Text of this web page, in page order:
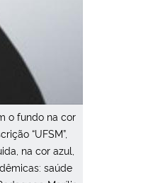
o fundo na cor
“UFSM”,
na cor azul,
saúde